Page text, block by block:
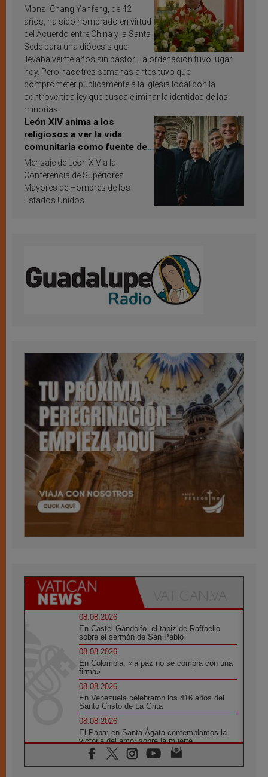
Mons. Chang Yanfeng, de 42
años, ha sido nombrado en virtud
del Acuerdo entre China y la Santa
Sede para una diócesis que
llevaba veinte años sin pastor. La ordenación tuvo lugar
hoy. Pero hace tres semanas antes tuvo que
comprometer públicamente a la Iglesia local con la
controvertida ley que busca eliminar la identidad de las
minorías.
León XIV anima a los
religiosos a ver la vida
comunitaria como fuente de
inspiración y santificación
Mensaje de León XIV a la
Conferencia de Superiores
Mayores de Hombres de los
Estados Unidos
08.08.2026
En Castel Gandolfo, el tapiz de Raffaello
sobre el sermón de San Pablo
08.08.2026
En Colombia, «la paz no se compra con una
firma»
08.08.2026
En Venezuela celebraron los 416 años del
Santo Cristo de La Grita
08.08.2026
El Papa: en Santa Ágata contemplamos la
victoria del amor sobre la muerte
08.08.2026
León XIV visitará el Santuario de la Madre